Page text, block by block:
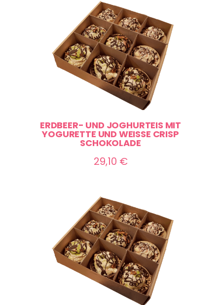
ERDBEER- UND JOGHURTEIS MIT
YOGURETTE UND WEISSE CRISP S
CHOKOLADE
29,10 €